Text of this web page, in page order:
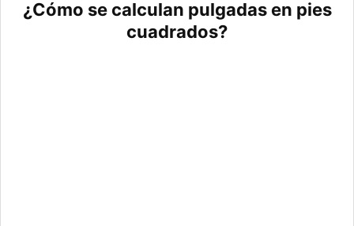
¿Cómo se calculan pulgadas en pies
cuadrados?